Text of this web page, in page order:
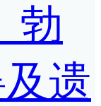
勃
遗